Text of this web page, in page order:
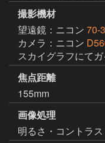
撮影機材
望遠鏡：ニコン 70-
カメラ：ニコン
スカイグラフにてガ
焦点距離
155mm
画像処理
明るさ・コントラ